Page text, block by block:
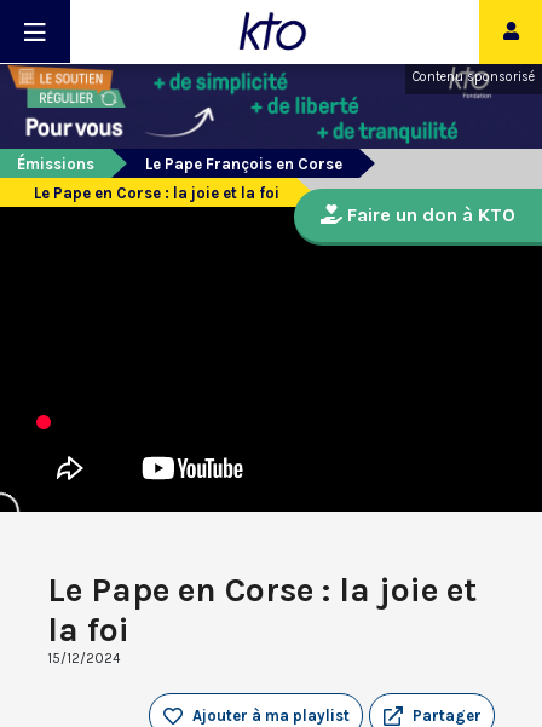
Contenu sponsorisé
Émissions
Le Pape François en Corse
Le Pape en Corse : la joie et la foi
Le Pape en Corse : la joie et
la foi
15/12/2024
Partager
Ajouter à ma playlist
Faire un don à KTO